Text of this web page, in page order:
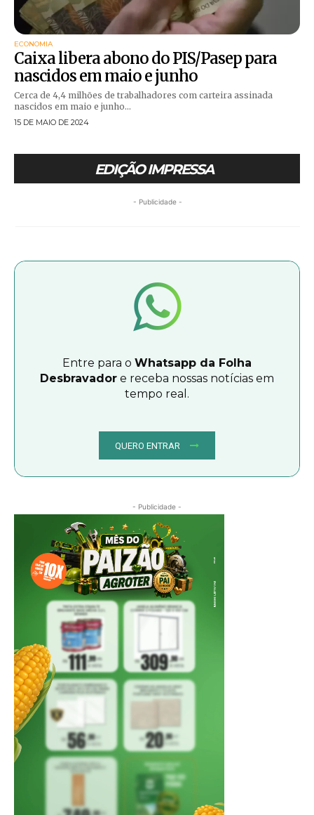
ECONOMIA
Caixa libera abono do PIS/Pasep para
nascidos em maio e junho
Cerca de 4,4 milhões de trabalhadores com carteira assinada
nascidos em maio e junho...
15 DE MAIO DE 2024
EDIÇÃO IMPRESSA
- Publicidade -
Entre para o Whatsapp da Folha
Desbravador e receba nossas notícias em
tempo real.
QUERO ENTRAR
- Publicidade -